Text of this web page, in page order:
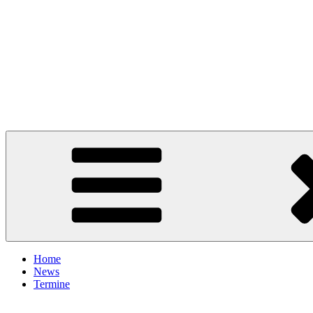
Home
News
Termine